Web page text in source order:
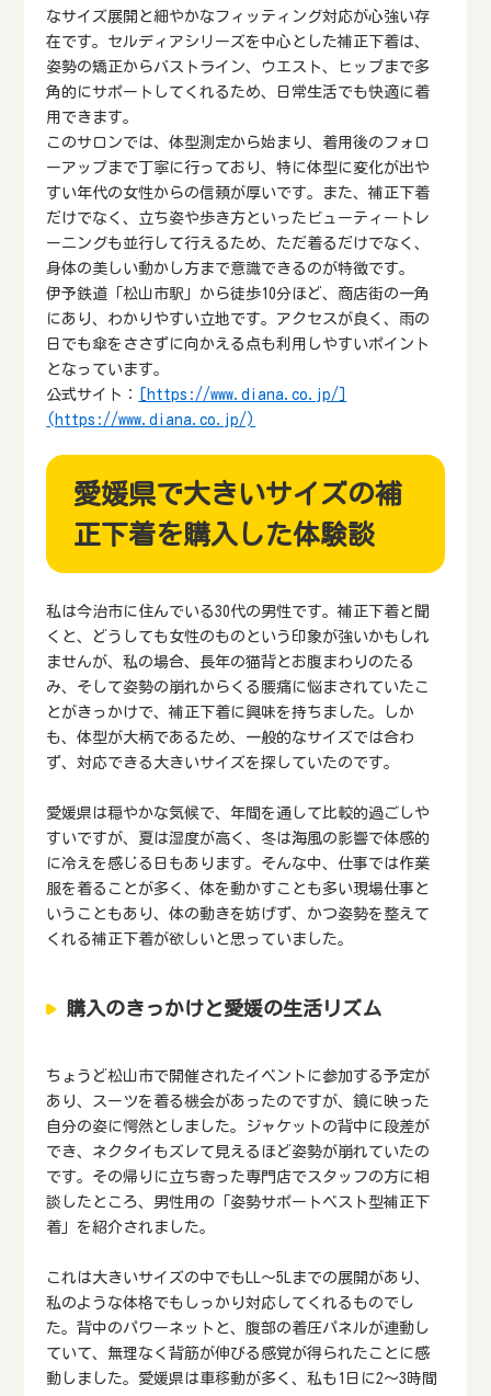
なサイズ展開と細やかなフィッティング対応が心強い存
在です。セルディアシリーズを中心とした補正下着は、
姿勢の矯正からバストライン、ウエスト、ヒップまで多
角的にサポートしてくれるため、日常生活でも快適に着
用できます。
このサロンでは、体型測定から始まり、着用後のフォロ
ーアップまで丁寧に行っており、特に体型に変化が出や
すい年代の女性からの信頼が厚いです。また、補正下着
だけでなく、立ち姿や歩き方といったビューティートレ
ーニングも並行して行えるため、ただ着るだけでなく、
身体の美しい動かし方まで意識できるのが特徴です。
伊予鉄道「松山市駅」から徒歩10分ほど、商店街の一角
にあり、わかりやすい立地です。アクセスが良く、雨の
日でも傘をささずに向かえる点も利用しやすいポイント
となっています。
公式サイト：
[https://www.diana.co.jp/]
(https://www.diana.co.jp/)
愛媛県で大きいサイズの補
正下着を購入した体験談
私は今治市に住んでいる30代の男性です。補正下着と聞
くと、どうしても女性のものという印象が強いかもしれ
ませんが、私の場合、長年の猫背とお腹まわりのたる
み、そして姿勢の崩れからくる腰痛に悩まされていたこ
とがきっかけで、補正下着に興味を持ちました。しか
も、体型が大柄であるため、一般的なサイズでは合わ
ず、対応できる大きいサイズを探していたのです。
愛媛県は穏やかな気候で、年間を通して比較的過ごしや
すいですが、夏は湿度が高く、冬は海風の影響で体感的
に冷えを感じる日もあります。そんな中、仕事では作業
服を着ることが多く、体を動かすことも多い現場仕事と
いうこともあり、体の動きを妨げず、かつ姿勢を整えて
くれる補正下着が欲しいと思っていました。
購入のきっかけと愛媛の生活リズム
ちょうど松山市で開催されたイベントに参加する予定が
あり、スーツを着る機会があったのですが、鏡に映った
自分の姿に愕然としました。ジャケットの背中に段差が
でき、ネクタイもズレて見えるほど姿勢が崩れていたの
です。その帰りに立ち寄った専門店でスタッフの方に相
談したところ、男性用の「姿勢サポートベスト型補正下
着」を紹介されました。
これは大きいサイズの中でもLL～5Lまでの展開があり、
私のような体格でもしっかり対応してくれるものでし
た。背中のパワーネットと、腹部の着圧パネルが連動し
ていて、無理なく背筋が伸びる感覚が得られたことに感
動しました。愛媛県は車移動が多く、私も1日に2〜3時間